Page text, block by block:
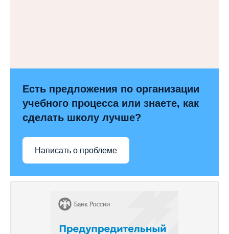
Есть предложения по организации
учебного процесса или знаете, как
сделать школу лучше?
Написать о проблеме